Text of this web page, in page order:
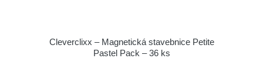
Cleverclixx – Magnetická stavebnice Petite
Pastel Pack – 36 ks